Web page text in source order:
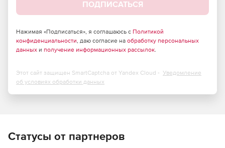
вредоносных программ любого типа.
Способность обрабатывать гигантские массивы
Значительное снижение затрат на использование
сети Интернет.
сторонние службы проверки (ICAP-протокол), со всеми
ПОДПИСАТЬСЯ
Нажимая «Подписаться», я соглашаюсь с Политикой
конфиденциальности, даю согласие на обработку персональных
данных и получение информационных рассылок.
Этот сайт защищен SmartCaptcha от Yandex Cloud - Уведомление
об условиях обработки данных
Статусы от партнеров